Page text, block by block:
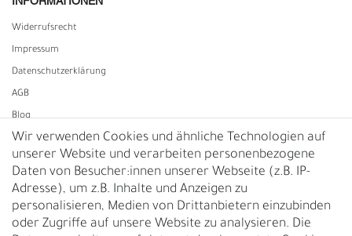
Widerrufs­recht
Impressum
Daten­schutz­erklärung
AGB
Blog
Vertrag widerrufen
UNTERNEHMEN
Nachhaltigkeit
Wir verwenden Cookies und ähnliche Technologien auf
unserer Website und verarbeiten personenbezogene
Daten von Besucher:innen unserer Webseite (z.B. IP-
Adresse), um z.B. Inhalte und Anzeigen zu
personalisieren, Medien von Drittanbietern einzubinden
oder Zugriffe auf unsere Website zu analysieren. Die